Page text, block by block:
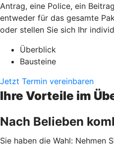
Antrag, eine Police, ein
entweder für das gesamte
oder stellen Sie sich Ihr
Überblick
Bausteine
Jetzt Termin vereinbaren
Ihre Vorteile im
Nach Belieben
Sie haben die Wahl: Nehmen